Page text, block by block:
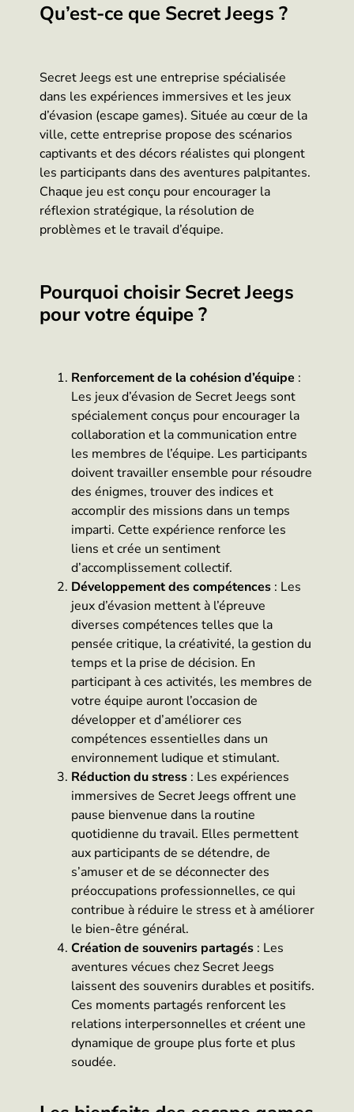
Qu’est-ce que Secret Jeegs ?
Secret Jeegs est une entreprise spécialisée
dans les expériences immersives et les jeux
d’évasion (escape games). Située au cœur de la
ville, cette entreprise propose des scénarios
captivants et des décors réalistes qui plongent
les participants dans des aventures palpitantes.
Chaque jeu est conçu pour encourager la
réflexion stratégique, la résolution de
problèmes et le travail d’équipe.
Pourquoi choisir Secret Jeegs
pour votre équipe ?
Renforcement de la cohésion d’équipe :
Les jeux d’évasion de Secret Jeegs sont
spécialement conçus pour encourager la
collaboration et la communication entre
les membres de l’équipe. Les participants
doivent travailler ensemble pour résoudre
des énigmes, trouver des indices et
accomplir des missions dans un temps
imparti. Cette expérience renforce les
liens et crée un sentiment
d’accomplissement collectif.
Développement des compétences : Les
jeux d’évasion mettent à l’épreuve
diverses compétences telles que la
pensée critique, la créativité, la gestion du
temps et la prise de décision. En
participant à ces activités, les membres de
votre équipe auront l’occasion de
développer et d’améliorer ces
compétences essentielles dans un
environnement ludique et stimulant.
Réduction du stress : Les expériences
immersives de Secret Jeegs offrent une
pause bienvenue dans la routine
quotidienne du travail. Elles permettent
aux participants de se détendre, de
s’amuser et de se déconnecter des
préoccupations professionnelles, ce qui
contribue à réduire le stress et à améliorer
le bien-être général.
Création de souvenirs partagés : Les
aventures vécues chez Secret Jeegs
laissent des souvenirs durables et positifs.
Ces moments partagés renforcent les
relations interpersonnelles et créent une
dynamique de groupe plus forte et plus
soudée.